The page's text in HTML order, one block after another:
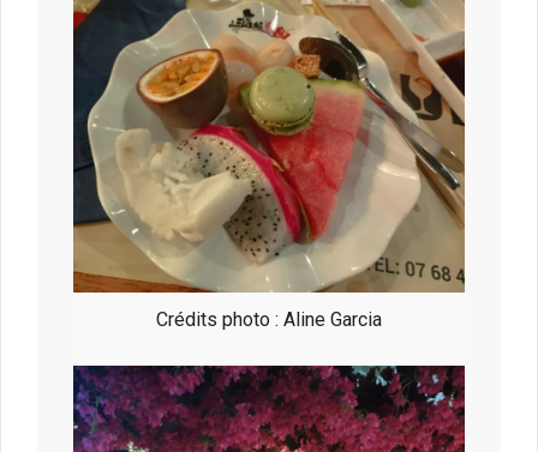
Crédits photo : Aline Garcia